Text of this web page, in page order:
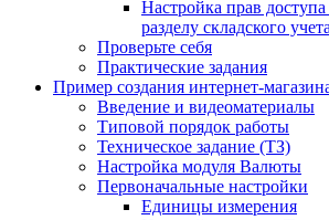
Настройка прав
разделу складского учета
Проверьте себя
Практические задания
Пример создания интернет-
Введение и видеоматериалы
Типовой порядок работы
Техническое задание (ТЗ)
Настройка модуля Валюты
Первоначальные настройки
Единицы измерения